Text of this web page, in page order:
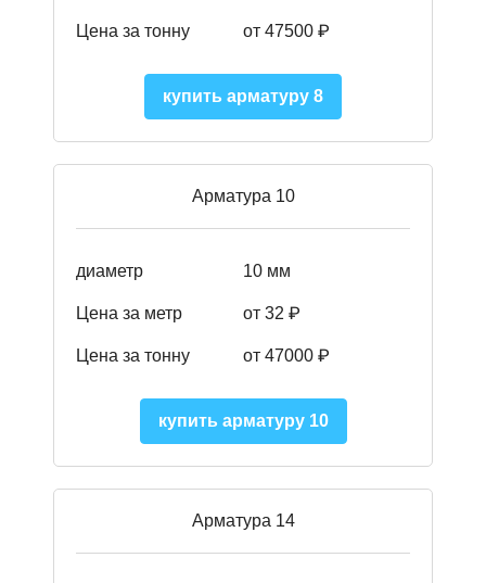
Цена за тонну от 47500 ₽
купить арматуру 8
Арматура 10
диаметр 10 мм
Цена за метр от 32 ₽
Цена за тонну от 47000 ₽
купить арматуру 10
Арматура 14